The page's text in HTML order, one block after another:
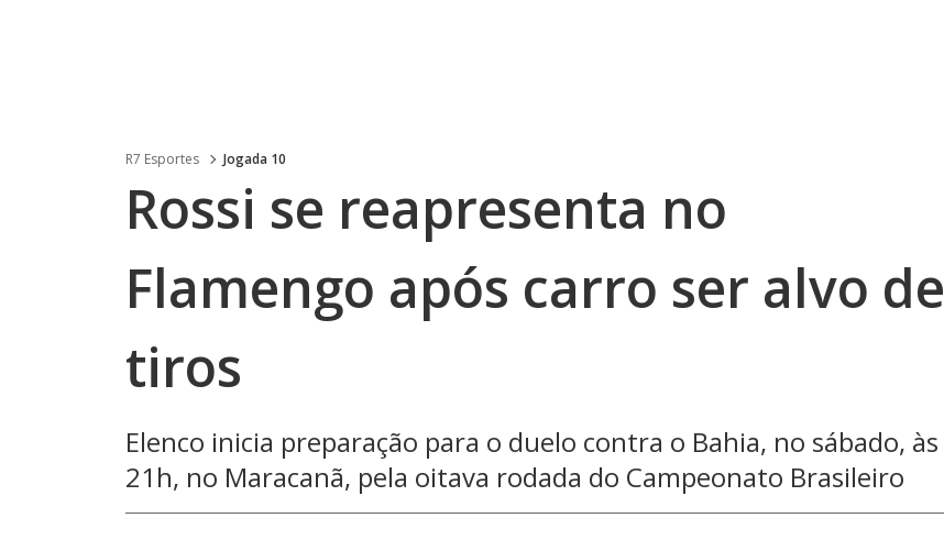
R7 Esportes Jogada 10
Rossi se reapresenta no
Flamengo após carro ser alvo de
tiros
Elenco inicia preparação para o duelo contra o Bahia, no sábado, às
21h, no Maracanã, pela oitava rodada do Campeonato Brasileiro